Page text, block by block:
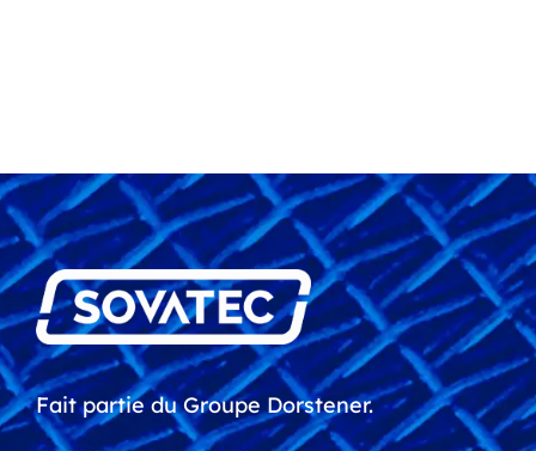
Fait partie du Groupe Dorstener.